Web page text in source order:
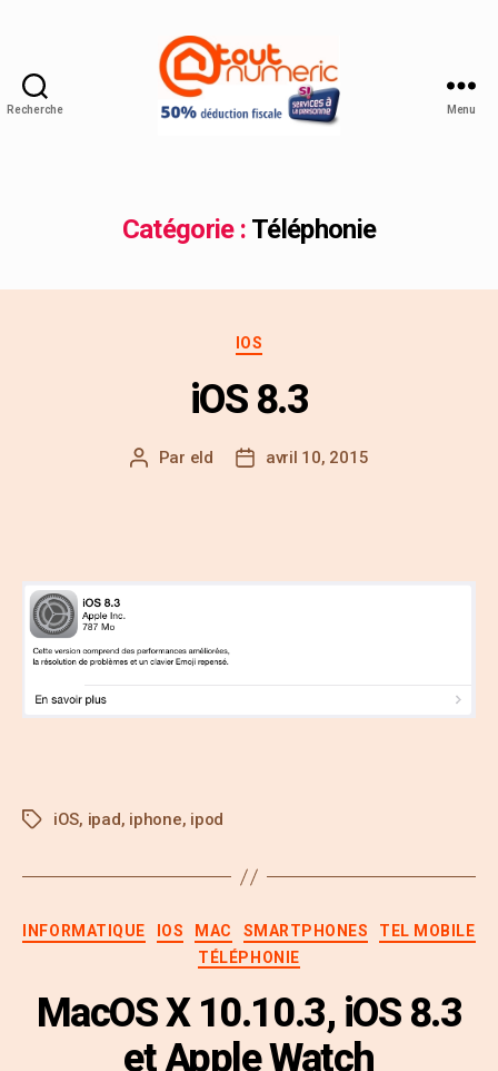
Recherche Menu
Catégorie : Téléphonie
IOS
iOS 8.3
Par eld avril 10, 2015
iOS, ipad, iphone, ipod
INFORMATIQUE IOS MAC SMARTPHONES
TEL MOBILE
TÉLÉPHONIE
MacOS X 10.10.3, iOS 8.3
et Apple Watch